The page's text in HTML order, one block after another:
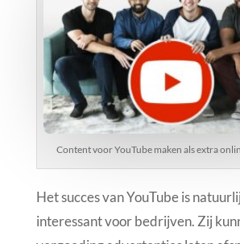
Content voor YouTube maken als extra
Het succes van YouTube is
interessant voor bedrijven. Zij